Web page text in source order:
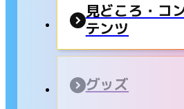
見どころ・コ
テンツ
グッズ